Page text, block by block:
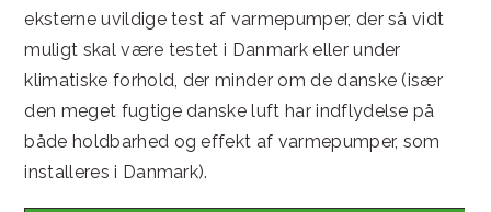
eksterne uvildige test af varmepumper, der så vidt
muligt skal være testet i Danmark eller under
klimatiske forhold, der minder om de danske (især
den meget fugtige danske luft har indflydelse på
både holdbarhed og effekt af varmepumper, som
installeres i Danmark).